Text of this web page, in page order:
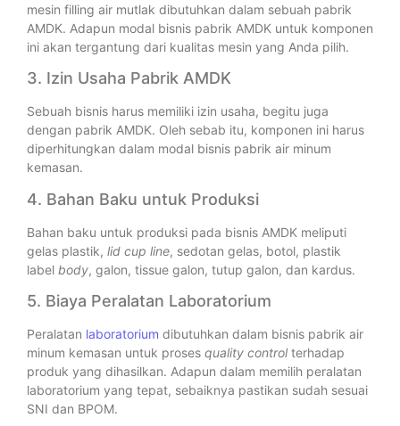
mesin filling air mutlak dibutuhkan dalam sebuah pabrik
AMDK. Adapun modal bisnis pabrik AMDK untuk komponen
ini akan tergantung dari kualitas mesin yang Anda pilih.
3. Izin Usaha Pabrik AMDK
Sebuah bisnis harus memiliki izin usaha, begitu juga
dengan pabrik AMDK. Oleh sebab itu, komponen ini harus
diperhitungkan dalam modal bisnis pabrik air minum
kemasan.
4. Bahan Baku untuk Produksi
Bahan baku untuk produksi pada bisnis AMDK meliputi
gelas plastik, lid cup line, sedotan gelas, botol, plastik
label body, galon, tissue galon, tutup galon, dan kardus.
5. Biaya Peralatan Laboratorium
Peralatan laboratorium dibutuhkan dalam bisnis pabrik air
minum kemasan untuk proses quality controlterhadap
produk yang dihasilkan. Adapun dalam memilih peralatan
laboratorium yang tepat, sebaiknya pastikan sudah sesuai
SNI dan BPOM.